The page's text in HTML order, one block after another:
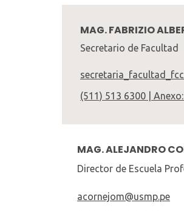
MAG. FABRIZIO
Secretario de Facultad
(511) 513 6300 |
MAG. ALEJANDRO
Director de Escuela
acornejom@usmp.pe